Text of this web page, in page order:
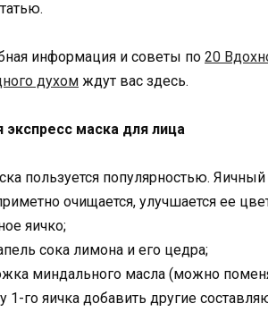
информация и советы по 20
духом ждут вас здесь.
экспресс маска для лица
пользуется популярностью.
очищается, улучшается ее
яичко;
сока лимона и его цедра;
миндального масла (можно
1-го яичка добавить другие